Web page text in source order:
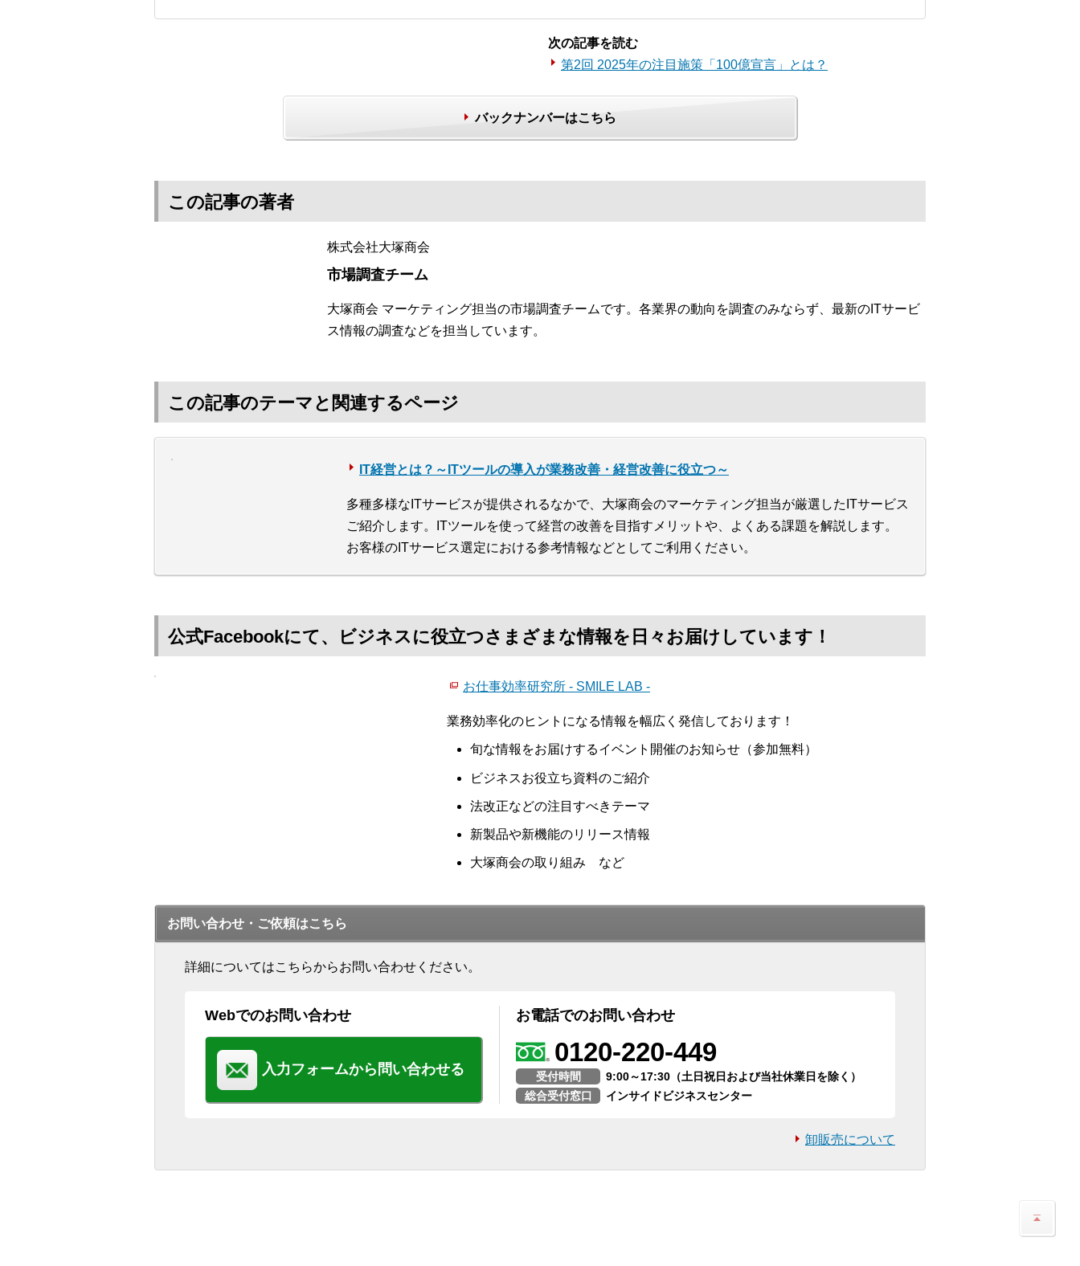
次の記事を読む
第2回 2025年の注目施策「100億宣言」とは？
バックナンバーはこちら
この記事の著者
株式会社大塚商会
市場調査チーム
大塚商会 マーケティング担当の市場調査チームです。各業界の動向を調査のみならず、最新のITサービ
ス情報の調査などを担当しています。
この記事のテーマと関連するページ
IT経営とは？～ITツールの導入が業務改善・経営改善に役立つ～
多種多様なITサービスが提供されるなかで、大塚商会のマーケティング担当が厳選したITサービス
ご紹介します。ITツールを使って経営の改善を目指すメリットや、よくある課題を解説します。
お客様のITサービス選定における参考情報などとしてご利用ください。
公式Facebookにて、ビジネスに役立つさまざまな情報を日々お届けしています！
お仕事効率研究所 - SMILE LAB -
業務効率化のヒントになる情報を幅広く発信しております！
旬な情報をお届けするイベント開催のお知らせ（参加無料）
ビジネスお役立ち資料のご紹介
法改正などの注目すべきテーマ
新製品や新機能のリリース情報
大塚商会の取り組み など
お問い合わせ・ご依頼はこちら
詳細についてはこちらからお問い合わせください。
Webでのお問い合わせ
入力フォームから問い合わせる
お電話でのお問い合わせ
0120-220-449
受付時間
9:00～17:30（土日祝日および当社休業日を除く）
総合受付窓口
インサイドビジネスセンター
卸販売について